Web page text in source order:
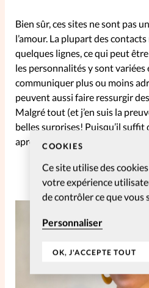
COOKIES
Ce site utilise des
votre expérience
de contrôler ce que vous
Personnaliser
OK, J'ACCEPTE TOUT
Bien sûr, ces sites ne sont pas
l’amour. La plupart des
quelques lignes, ce qui peut
les personnalités y sont variées
communiquer plus ou moins
peuvent aussi faire ressurgir
Malgré tout (et j’en suis la
belles surprises! Puisqu’il suffit
après tout. Dieu peut tout